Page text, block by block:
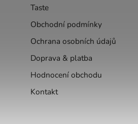
Taste
Obchodní podmínky
Ochrana osobních údajů
Doprava & platba
Hodnocení obchodu
Kontakt